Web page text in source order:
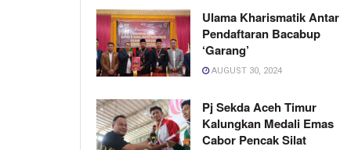
Ulama Kharismatik Antar
Pendaftaran Bacabup
‘Garang’
AUGUST 30, 2024
Pj Sekda Aceh Timur
Kalungkan Medali Emas
Cabor Pencak Silat